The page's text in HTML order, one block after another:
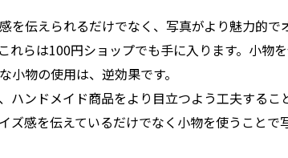
を伝えられるだけでなく、写真がより魅力的
れらは100円ショップでも手に入ります。小
小物の使用は、逆効果です。
ハンドメイド商品をより目立つよう工夫する
ズ感を伝えているだけでなく小物を使うことで